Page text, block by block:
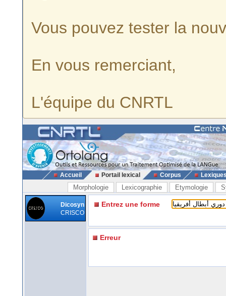
Vous pouvez tester la
En vous remerciant,
L'équipe du CNRTL
Accueil Portail lexical Corpus
Morphologie Lexicographie Etymologie
Dicosyn
CRISCO
Entrez une forme
Erreur